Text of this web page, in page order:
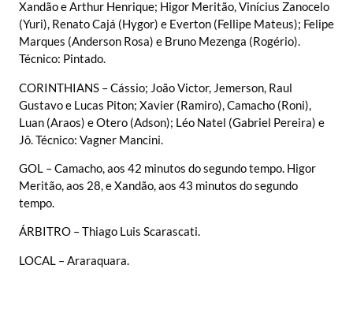
Xandão e Arthur Henrique; Higor Meritão, Vinícius Zanocelo
(Yuri), Renato Cajá (Hygor) e Everton (Fellipe Mateus); Felipe
Marques (Anderson Rosa) e Bruno Mezenga (Rogério).
Técnico: Pintado.
CORINTHIANS – Cássio; João Victor, Jemerson, Raul
Gustavo e Lucas Piton; Xavier (Ramiro), Camacho (Roni),
Luan (Araos) e Otero (Adson); Léo Natel (Gabriel Pereira) e
Jô. Técnico: Vagner Mancini.
GOL – Camacho, aos 42 minutos do segundo tempo. Higor
Meritão, aos 28, e Xandão, aos 43 minutos do segundo
tempo.
ÁRBITRO – Thiago Luis Scarascati.
LOCAL – Araraquara.